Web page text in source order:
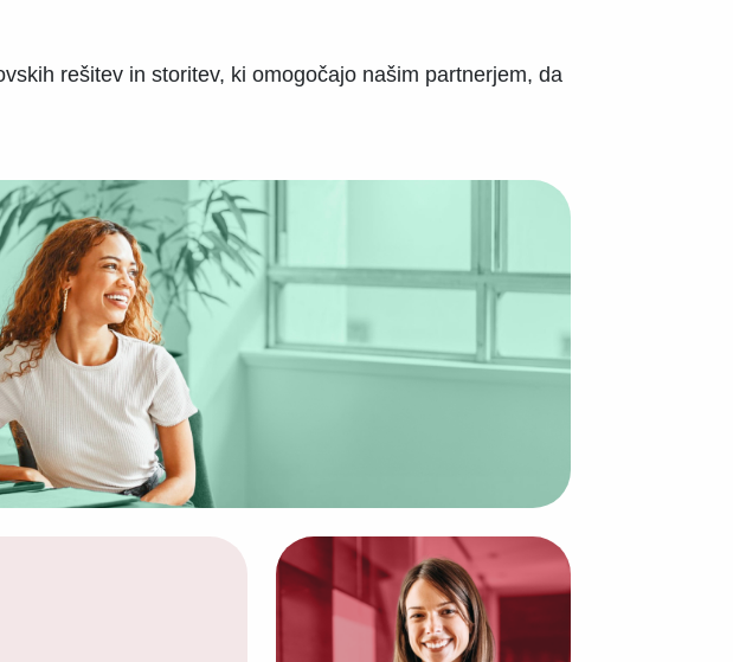
rešitev in storitev, ki omogočajo našim partnerjem, da